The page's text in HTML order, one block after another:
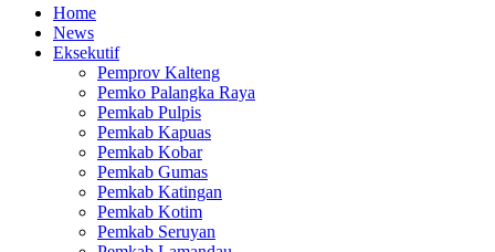
Home
News
Eksekutif
Pemprov Kalteng
Pemko Palangka Raya
Pemkab Pulpis
Pemkab Kapuas
Pemkab Kobar
Pemkab Gumas
Pemkab Katingan
Pemkab Kotim
Pemkab Seruyan